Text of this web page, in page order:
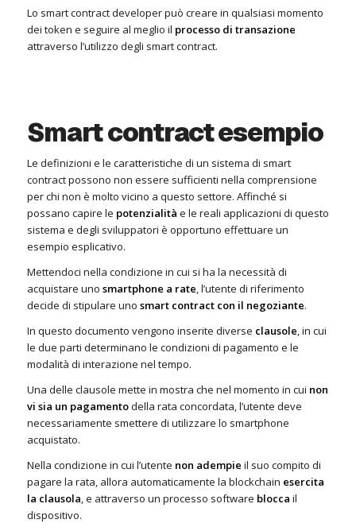
Lo smart contract developer può creare in qualsiasi momento
dei token e seguire al meglio il processo di transazione
attraverso l’utilizzo degli smart contract.
Smart contract esempio
Le definizioni e le caratteristiche di un sistema di smart
contract possono non essere sufficienti nella comprensione
per chi non è molto vicino a questo settore. Affinché si
possano capire le potenzialità e le reali applicazioni di questo
sistema e degli sviluppatori è opportuno effettuare un
esempio esplicativo.
Mettendoci nella condizione in cui si ha la necessità di
acquistare uno smartphone a rate, l’utente di riferimento
decide di stipulare uno smart contract con il negoziante.
In questo documento vengono inserite diverse clausole, in cui
le due parti determinano le condizioni di pagamento e le
modalità di interazione nel tempo.
Una delle clausole mette in mostra che nel momento in cui non
vi sia un pagamentodella rata concordata, l’utente deve
necessariamente smettere di utilizzare lo smartphone
acquistato.
Nella condizione in cui l’utente non adempie il suo compito di
pagare la rata, allora automaticamente la blockchain esercita
la clausola, e attraverso un processo software blocca il
dispositivo.